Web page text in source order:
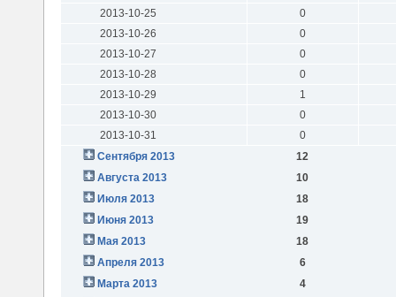
2013-10-25
0
2013-10-26
0
2013-10-27
0
2013-10-28
0
2013-10-29
1
2013-10-30
0
2013-10-31
0
Сентября 2013
12
Августа 2013
10
Июля 2013
18
Июня 2013
19
Мая 2013
18
Апреля 2013
6
Марта 2013
4